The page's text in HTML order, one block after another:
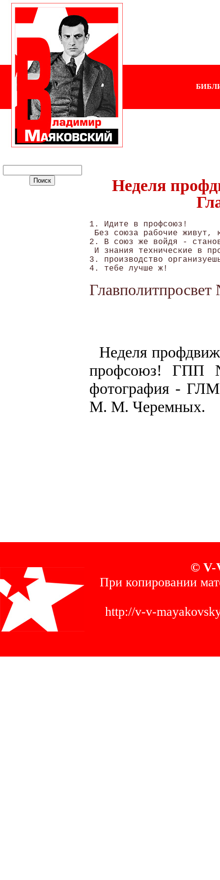
Неделя
1. Идите в профсоюз!
Без союза рабочие живут,
2. В союз же войдя -
И знания технические в
3. производство
Неделя
профсоюз! ГПП
фотография -
М. М. Черемных.
© V-
При копировании
http://v-v-